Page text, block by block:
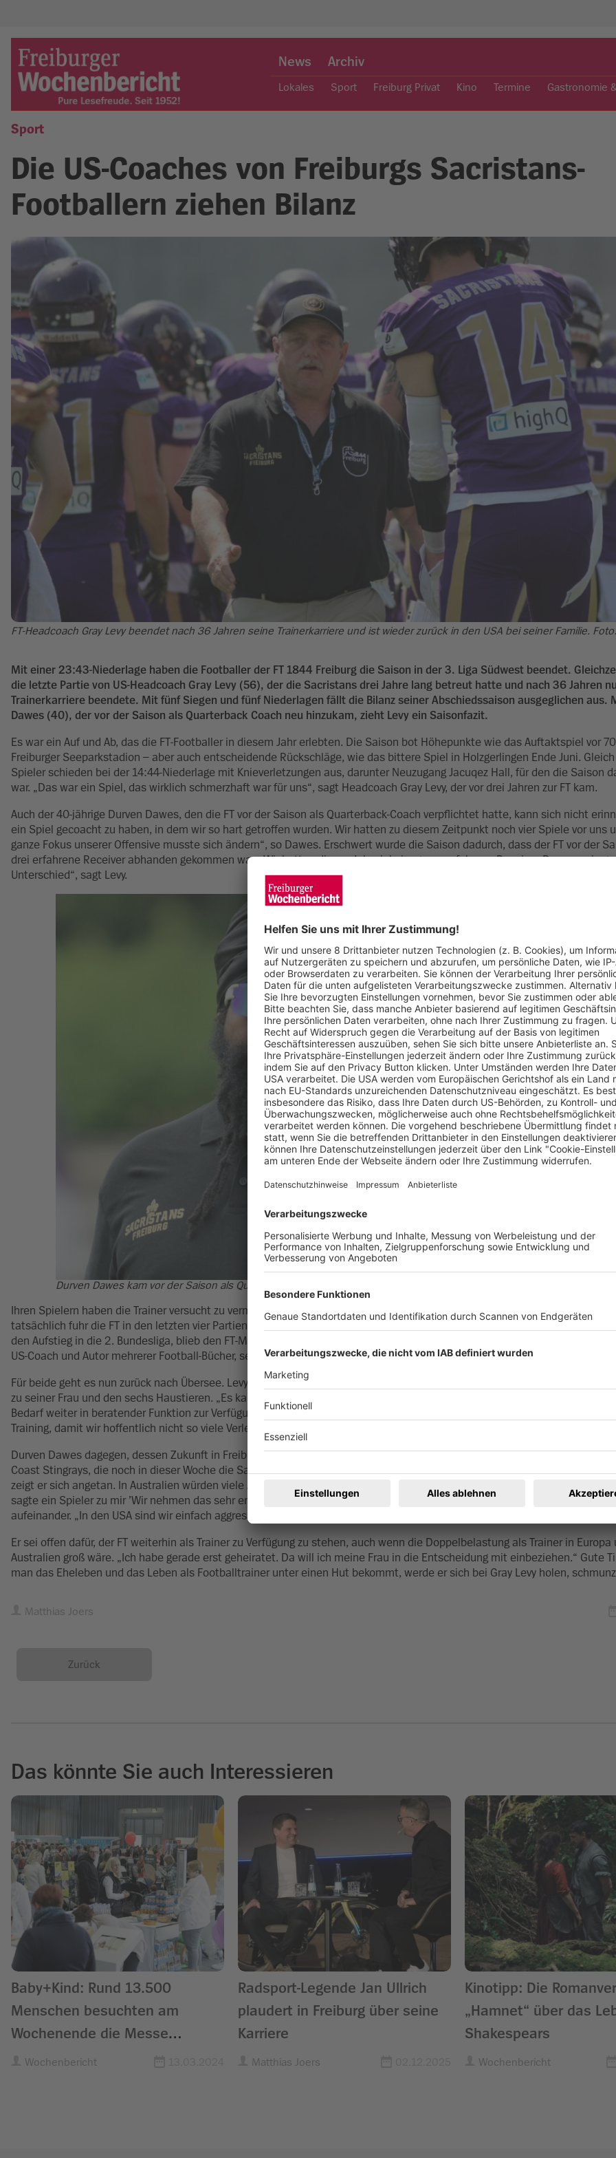
content
Freiburger Wochenbericht
News Archiv
Lokales Sport Freiburg Privat Kino Termine Gastronomie
Sport
Die US-Coaches von Freiburgs Sacristans-
Footballern ziehen Bilanz
FT-Headcoach Gray Levy beendet nach 36 Jahren seine Trainerkarriere und ist wieder zurück in den USA bei seiner Familie.
Mit einer 23:43-Niederlage haben die Footballer der FT 1844 Freiburg die Saison in der 3. Liga Südwest beendet.
die letzte Partie von US-Headcoach Gray Levy (56), der die Sacristans drei Jahre lang betreut hatte und nach 36 Jahren
Trainerkarriere beendete. Mit fünf Siegen und fünf Niederlagen fällt die Bilanz seiner Abschiedssaison ausgeglichen aus.
Dawes (40), der vor der Saison als Quarterback Coach neu hinzukam, zieht Levy ein Saisonfazit.
Es war ein Auf und Ab, das die FT-Footballer in diesem Jahr erlebten. Die Saison bot Höhepunkte wie das Auftaktspiel vor
Freiburger Seeparkstadion – aber auch entscheidende Rückschläge, wie das bittere Spiel in Holzgerlingen Ende Juni. Gleich
Spieler schieden bei der 14:44-Niederlage mit Knieverletzungen aus, darunter Neuzugang Jacuqez Hall, für den die Saison
war. „Das war ein Spiel, das wirklich schmerzhaft war für uns“, sagt Headcoach Gray Levy, der vor drei Jahren zur FT kam.
Auch der 40-jährige Durven Dawes, den die FT vor der Saison als Quarterback-Coach verpflichtet hatte, kann sich nicht
ein Spiel gecoacht zu haben, in dem wir so hart getroffen wurden. Wir hatten zu diesem Zeitpunkt noch vier Spiele vor uns
ganze Fokus unserer Offensive musste sich ändern“, so Dawes. Erschwert wurde die Saison dadurch, dass der FT vor der
drei erfahrene Receiver abhanden gekommen war. „Wir hatten dieses Jahr viele junge, unerfahrene Receiver. Das war ein
Unterschied“, sagt Levy.
Durven Dawes kam vor der Saison als Quarterback-Coach nach Freiburg. Foto: FT
Ihren Spielern haben die Trainer versucht zu vermitteln, sich durch die Rückschläge nicht von ihren Zielen abbringen zu
tatsächlich fuhr die FT in den letzten vier Partien noch zwei Siege ein. In der Endabrechnung bedeutete das Platz vier. Das
den Aufstieg in die 2. Bundesliga, blieb den FT-Messdienern in Gray Levys letzter Saison jedoch verwehrt. Vielleicht, sagt der
US-Coach und Autor mehrerer Football-Bücher, sei es auch ein Fehler gewesen, den Aufstieg als Saisonziel auszugeben.
Für beide geht es nun zurück nach Übersee. Levy ist am Montag zurück in seine Heimatstadt Reno im US-Bundesstaat
zu seiner Frau und den sechs Haustieren. „Es kann sein, dass ich nochmal ein Buch schreiben werde“, sagt er. Der FT werde
Bedarf weiter in beratender Funktion zur Verfügung stehen. Die zwei größten Dinge, die sich verbessern müssten, seien „das
Training, damit wir hoffentlich nicht so viele Verletzungen haben, und unser Recruiting“, so Levy.
Durven Dawes dagegen, dessen Zukunft in Freiburg noch nicht geklärt ist, ist nach Australien geflogen. Dort ist er
Coast Stingrays, die noch in dieser Woche die Saisonvorbereitung aufgenommen haben. Von der Mentalität der deutschen
zeigt er sich angetan. In Australien würden viele Amateur-Footballer das Spiel eher als Hobby betrachten. „Hier in
sagte ein Spieler zu mir ’Wir nehmen das sehr ernst, weil es unser Hobby ist’“, so Dawes. Trotzdem prallen verschiedene
aufeinander. „In den USA sind wir einfach aggressiver und fordernder, was die Jungs angeht“, so Dawes.
Er sei offen dafür, der FT weiterhin als Trainer zu Verfügung zu stehen, auch wenn die Doppelbelastung als Trainer in Europa
Australien groß wäre. „Ich habe gerade erst geheiratet. Da will ich meine Frau in die Entscheidung mit einbeziehen.“ Gute
man das Eheleben und das Leben als Footballtrainer unter einen Hut bekommt, werde er sich bei Gray Levy holen,
Matthias Joers
Zurück
Das könnte Sie auch Interessieren
Baby+Kind: Rund 13.500
Menschen besuchten am
Wochenende die Messe
Freiburg
Wochenbericht
Radsport-Legende Jan Ullrich
plaudert in Freiburg über seine
Karriere
Matthias Joers
Kinotipp: Die
„Hamnet“ über das
Shakespears
Wochenbericht